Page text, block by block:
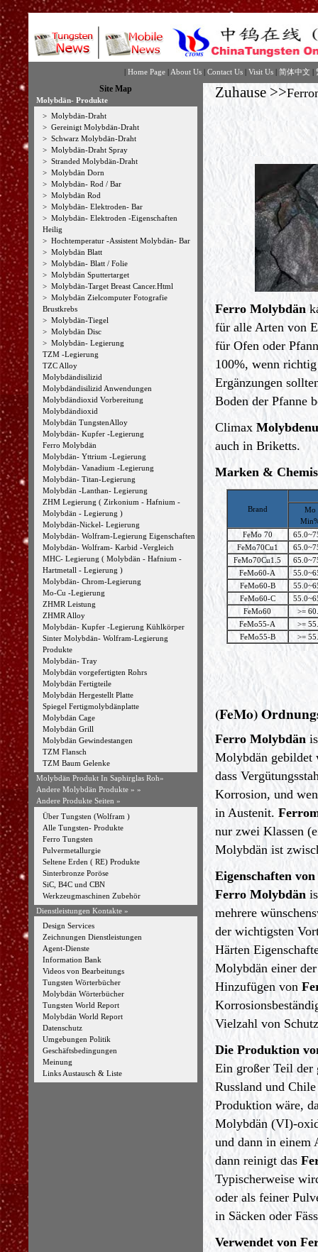
| Home Page | About Us | Contact Us | Visit Us | 简体中文 |
Site Map
Molybdän- Produkte
> Molybdän-Draht
> Gereinigt Molybdän-Draht
> Schwarz Molybdän-Draht
> Molybdän-Draht Spray
> Stranded Molybdän-Draht
> Molybdän Dorn
> Molybdän- Rod / Bar
> Molybdän Rod
> Molybdän- Elektroden- Bar
> Molybdän- Elektroden -Eigenschaften
Heilig
> Hochtemperatur -Assistent Molybdän- Bar
> Molybdän Blatt
> Molybdän- Blatt / Folie
> Molybdän Sputtertarget
> Molybdän-Target Breast Cancer.Html
> Molybdän Zielcomputer Fotografie
Brustkrebs
> Molybdän-Tiegel
> Molybdän Disc
> Molybdän- Legierung
TZM -Legierung
TZC Alloy
Molybdändisilizid
Molybdändisilizid Anwendungen
Molybdändioxid Vorbereitung
Molybdändioxid
Molybdän TungstenAlloy
Molybdän- Kupfer -Legierung
Ferro Molybdän
Molybdän- Yttrium -Legierung
Molybdän- Vanadium -Legierung
Molybdän- Titan-Legierung
Molybdän -Lanthan- Legierung
ZHM Legierung ( Zirkonium - Hafnium -
Molybdän - Legierung )
Molybdän-Nickel- Legierung
Molybdän- Wolfram-Legierung Eigenschaften
Molybdän- Wolfram- Karbid -Vergleich
MHC- Legierung ( Molybdän - Hafnium -
Hartmetall - Legierung )
Molybdän- Chrom-Legierung
Mo-Cu -Legierung
ZHMR Leistung
ZHMR Alloy
Molybdän- Kupfer -Legierung Kühlkörper
Sinter Molybdän- Wolfram-Legierung
Produkte
Molybdän- Tray
Molybdän vorgefertigten Rohrs
Molybdän Fertigteile
Molybdän Hergestellt Platte
Spiegel Fertigmolybdänplatte
Molybdän Cage
Molybdän Grill
Molybdän Gewindestangen
TZM Flansch
TZM Baum Gelenke
Molybdän Produkt In Saphirglas Roh»
Andere Molybdän Produkte » »
Andere Produkte Seiten »
Über Tungsten (Wolfram )
Alle Tungsten- Produkte
Ferro Tungsten
Pulvermetallurgie
Seltene Erden ( RE) Produkte
Sinterbronze Poröse
SiC, B4C und CBN
Werkzeugmaschinen Zubehör
Dienstleistungen Kontakte »
Design Services
Zeichnungen Dienstleistungen
Agent-Dienste
Information Bank
Videos von Bearbeitungs
Tungsten Wörterbücher
Molybdän Wörterbücher
Tungsten World Report
Molybdän World Report
Datenschutz
Umgebungen Politik
Geschäftsbedingungen
Meinung
Links Austausch & Liste
Zuhause >>
Ferro Molybdän
für alle Arten von
für Ofen oder
100%, wenn
Ergänzungen
Boden der Pfanne
Climax
auch in Briketts.
Marken &
Brand
Mo
FeMo 70
FeMo70Cu1
FeMo70Cu1.5
FeMo60-A
FeMo60-B
FeMo60-C
FeMo60
>=
FeMo55-A
>=
FeMo55-B
>=
(FeMo)
Ferro Molybdän
Molybdän gebildet
dass
Korrosion, und
in Austenit.
nur zwei Klassen
Molybdän ist
Eigenschaften
Ferro Molybdän
mehrere
der wichtigsten
Härten
Molybdän einer
Hinzufügen von
Vielzahl von
Die Produktion
Ein großer Teil der
Russland und
Produktion wäre,
Molybdän (VI)-
und dann in einem
dann reinigt das
Typischerweise
oder als feiner
in Säcken oder
Verwendet von